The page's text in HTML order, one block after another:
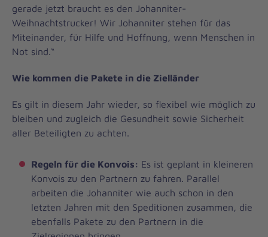
gerade jetzt braucht es den Johanniter-
Weihnachtstrucker! Wir Johanniter stehen für das
Miteinander, für Hilfe und Hoffnung, wenn Menschen in
Not sind.“
Wie kommen die Pakete in die Zielländer
Es gilt in diesem Jahr wieder, so flexibel wie möglich zu
bleiben und zugleich die Gesundheit sowie Sicherheit
aller Beteiligten zu achten.
Regeln für die Konvois: Es ist geplant in kleineren
Konvois zu den Partnern zu fahren. Parallel
arbeiten die Johanniter wie auch schon in den
letzten Jahren mit den Speditionen zusammen, die
ebenfalls Pakete zu den Partnern in die